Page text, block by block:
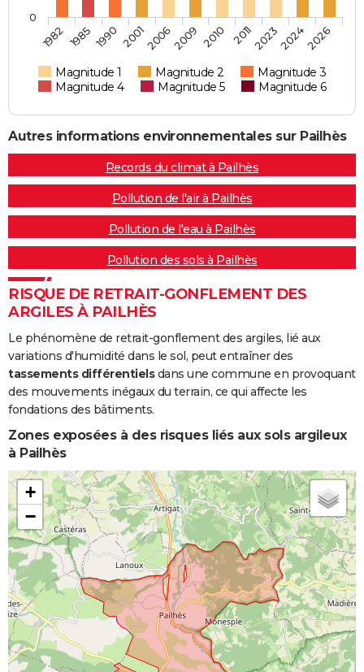
Magnitude 1 Magnitude 2
Magnitude 3
Magnitude 4
Magnitude 5 Magnitude 6
1982 19851990 200120062009 2010 2011202320242026
0
Autres informations environnementales sur Pailhès
Records du climat à Pailhès
Pollution de l'air à Pailhès
Pollution de l'eau à Pailhès
Pollution des sols à Pailhès
RISQUE DE RETRAIT-GONFLEMENT DES
ARGILES À PAILHÈS
Le phénomène de retrait-gonflement des argiles, lié aux
variations d'humidité dans le sol, peut entraîner des
tassements différentielsdans une commune en provoquant
des mouvements inégaux du terrain, ce qui affecte les
fondations des bâtiments.
Zones exposées à des risques liés aux sols argileux
à Pailhès
+
−